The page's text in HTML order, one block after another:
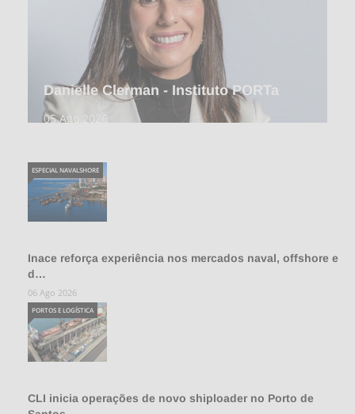
Danielle Clerman - Instituto PORTa
05 Ago 2026
Inace reforça experiência nos mercados naval, offshore e
d…
ESPECIAL NAVALSHORE
06 Ago 2026
CLI inicia operações de novo shiploader no Porto de
PORTOS E LOGÍSTICA